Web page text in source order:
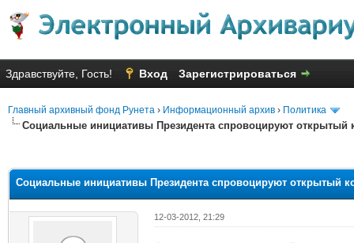
Здравствуйте, Гость! Вход Зарегистрироваться
Главный архивный фонд Рунета › Информационный архив › Политика
Социальные инициативы Президента спровоцируют открытый
Социальные инициативы Президента спровоцируют открытый
12-03-2012, 21:29